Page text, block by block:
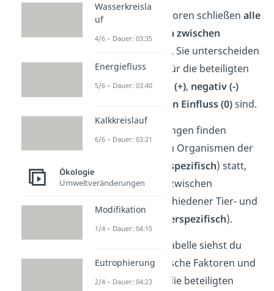
Die biotischen Faktoren schließenalle
Wechselwirkungen zwischen
mit ein. Sie unterscheiden
sich dahin, ob sie für die beteiligten
Lebewesenpositiv (+), negativ (-)
ohne jeglichen Einfluss (0)sind.
Einige der Beziehungen finden
zwischen einzelnen Organismen der
gleichen Art (
intraspezifisch) statt,
andere wiederum zwischen
Angehörigen verschiedener Tier- und
interspezifisch).
In der folgenden Tabelle siehst du
verschiedene biotische Faktoren und
ihren Einfluss auf die beteiligten
Wasserkreisla
uf
4/6 – Dauer: 03:35
Energiefluss
5/6 – Dauer: 03:40
Kalkkreislauf
6/6 – Dauer: 03:21
Ökologie
Umweltveränderungen
Modifikation
1/4 – Dauer: 04:15
Eutrophierung
2/4 – Dauer: 04:23